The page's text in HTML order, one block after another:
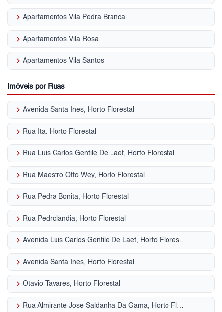
keyboard_arrow_right Apartamentos Vila Pedra Branca
keyboard_arrow_right Apartamentos Vila Rosa
keyboard_arrow_right Apartamentos Vila Santos
Imóveis por Ruas
keyboard_arrow_right Avenida Santa Ines, Horto Florestal
keyboard_arrow_right Rua Ita, Horto Florestal
keyboard_arrow_right Rua Luis Carlos Gentile De Laet, Horto Florestal
keyboard_arrow_right Rua Maestro Otto Wey, Horto Florestal
keyboard_arrow_right Rua Pedra Bonita, Horto Florestal
keyboard_arrow_right Rua Pedrolandia, Horto Florestal
keyboard_arrow_right Avenida Luis Carlos Gentile De Laet, Horto Florestal
keyboard_arrow_right Avenida Santa Ines, Horto Florestal
keyboard_arrow_right Otavio Tavares, Horto Florestal
keyboard_arrow_right Rua Almirante Jose Saldanha Da Gama, Horto Florestal